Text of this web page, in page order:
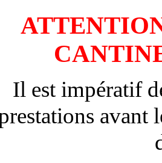
Il est impératif
avant